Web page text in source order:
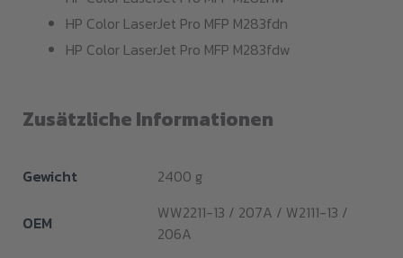
HP Color LaserJet Pro MFP M283fdn
HP Color LaserJet Pro MFP M283fdw
Zusätzliche Informationen
Gewicht 2400 g
OEM
WW2211-13 / 207A / W2111-13 /
206A